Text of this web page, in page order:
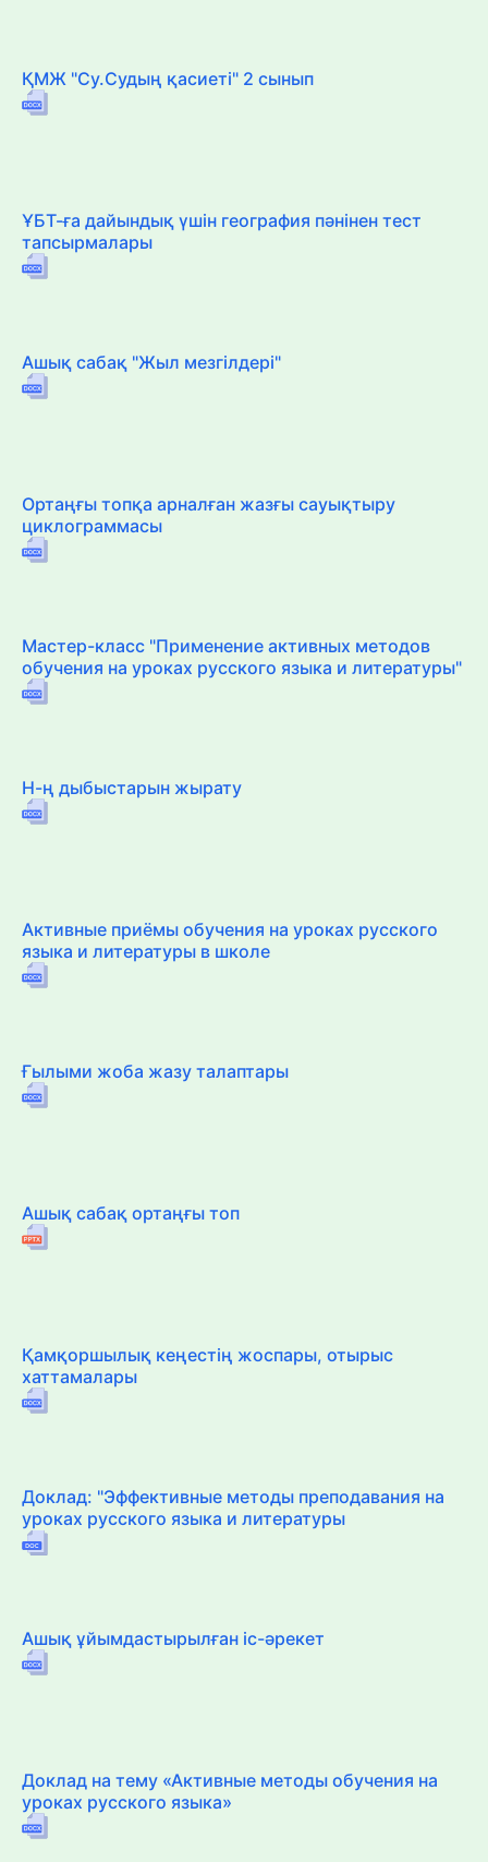
ҚМЖ "Су.Судың қасиеті" 2 сынып
ҰБТ-ға дайындық үшін география пәнінен тест
тапсырмалары
Ашық сабақ "Жыл мезгілдері"
Ортаңғы топқа арналған жазғы сауықтыру
циклограммасы
Мастер-класс "Применение активных методов
обучения на уроках русского языка и литературы"
Н-ң дыбыстарын жырату
Активные приёмы обучения на уроках русского
языка и литературы в школе
Ғылыми жоба жазу талаптары
Ашық сабақ ортаңғы топ
Қамқоршылық кеңестің жоспары, отырыс
хаттамалары
Доклад: "Эффективные методы преподавания на
уроках русского языка и литературы
Ашық ұйымдастырылған іс-әрекет
Доклад на тему «Активные методы обучения на
уроках русского языка»